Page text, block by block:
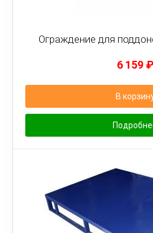
Ограждение для
6 159 ₽
В